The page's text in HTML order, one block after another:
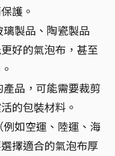
護。
製品、陶瓷製品
好的氣泡布，甚至
品，可能需要裁剪
的包裝材料。
如空運、陸運、海
擇適合的氣泡布厚